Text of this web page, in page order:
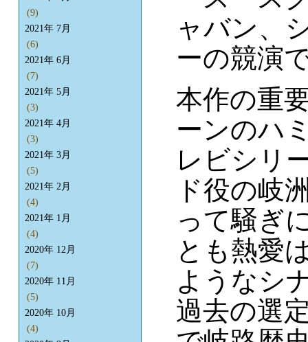
ャバン、
ーの競演
本作の重
ーンのハ
レビシリ
ド役の岐
って騒ぎ
とも熱愛
ようなシ
過去の選
(9)
2021年 7月
(6)
2021年 6月
(7)
2021年 5月
(3)
2021年 4月
(3)
2021年 3月
(5)
2021年 2月
(4)
2021年 1月
(4)
2020年 12月
(7)
2020年 11月
(5)
2020年 10月
(4)